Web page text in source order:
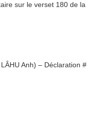
sur le verset 180 de la
Anh) – Déclaration #